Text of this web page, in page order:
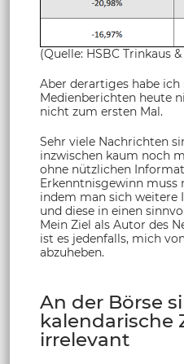
(Quelle: HSBC Trinkaus
Aber derartiges habe
Medienberichten heute
nicht zum ersten Mal.
Sehr viele Nachrichten
inzwischen kaum noch
ohne nützlichen
Erkenntnisgewinn muss
indem man sich
und diese in einen
Mein Ziel als Autor des
ist es jedenfalls, mich
abzuheben.
An der Börse
kalendarische
irrelevant